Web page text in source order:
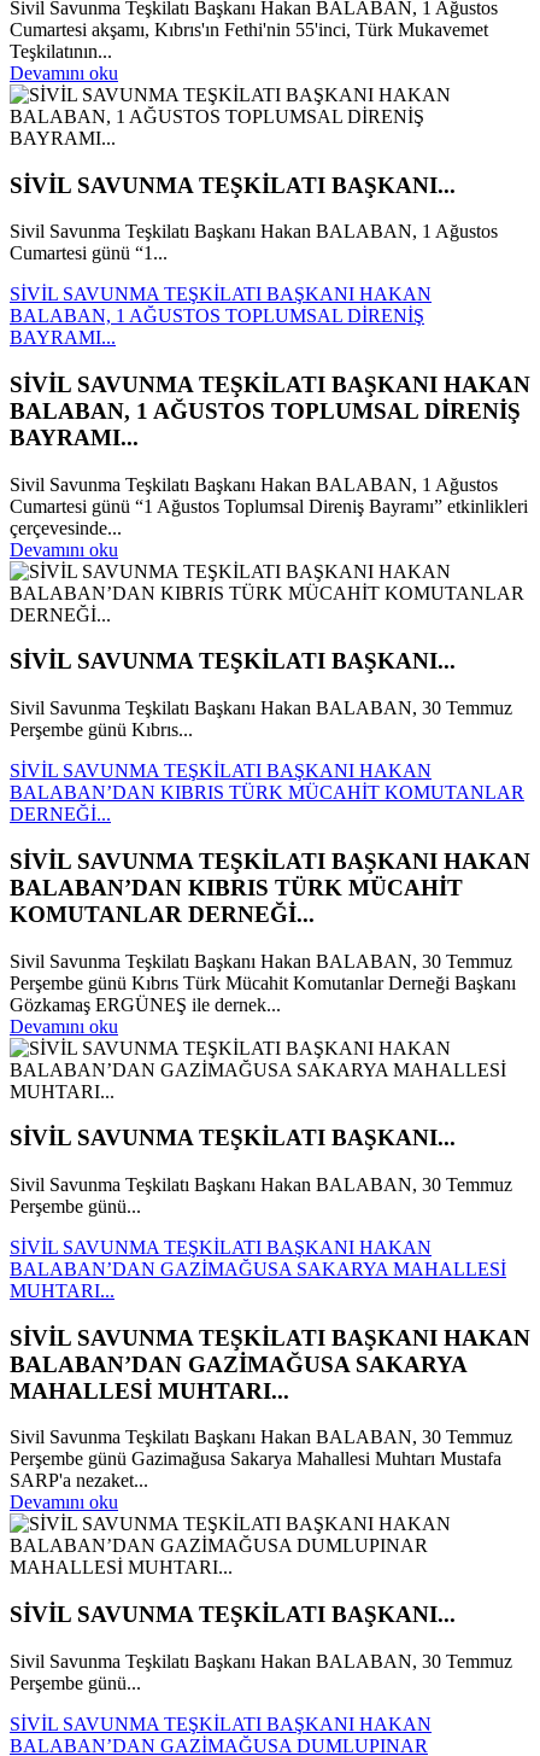
Sivil Savunma Teşkilatı Başkanı Hakan BALABAN, 1 Ağustos
Cumartesi akşamı, Kıbrıs'ın Fethi'nin 55'inci, Türk Mukavemet
Teşkilatının...
Devamını oku
SİVİL SAVUNMA TEŞKİLATI BAŞKANI...
Sivil Savunma Teşkilatı Başkanı Hakan BALABAN, 1 Ağustos
Cumartesi günü “1...
SİVİL SAVUNMA TEŞKİLATI BAŞKANI HAKAN
BALABAN, 1 AĞUSTOS TOPLUMSAL DİRENİŞ
BAYRAMI...
SİVİL SAVUNMA TEŞKİLATI BAŞKANI HAKAN
BALABAN, 1 AĞUSTOS TOPLUMSAL DİRENİŞ
BAYRAMI...
Sivil Savunma Teşkilatı Başkanı Hakan BALABAN, 1 Ağustos
Cumartesi günü “1 Ağustos Toplumsal Direniş Bayramı” etkinlikleri
çerçevesinde...
Devamını oku
SİVİL SAVUNMA TEŞKİLATI BAŞKANI...
Sivil Savunma Teşkilatı Başkanı Hakan BALABAN, 30 Temmuz
Perşembe günü Kıbrıs...
SİVİL SAVUNMA TEŞKİLATI BAŞKANI HAKAN
BALABAN’DAN KIBRIS TÜRK MÜCAHİT KOMUTANLAR
DERNEĞİ...
SİVİL SAVUNMA TEŞKİLATI BAŞKANI HAKAN
BALABAN’DAN KIBRIS TÜRK MÜCAHİT
KOMUTANLAR DERNEĞİ...
Sivil Savunma Teşkilatı Başkanı Hakan BALABAN, 30 Temmuz
Perşembe günü Kıbrıs Türk Mücahit Komutanlar Derneği Başkanı
Gözkamaş ERGÜNEŞ ile dernek...
Devamını oku
SİVİL SAVUNMA TEŞKİLATI BAŞKANI...
Sivil Savunma Teşkilatı Başkanı Hakan BALABAN, 30 Temmuz
Perşembe günü...
SİVİL SAVUNMA TEŞKİLATI BAŞKANI HAKAN
BALABAN’DAN GAZİMAĞUSA SAKARYA MAHALLESİ
MUHTARI...
SİVİL SAVUNMA TEŞKİLATI BAŞKANI HAKAN
BALABAN’DAN GAZİMAĞUSA SAKARYA
MAHALLESİ MUHTARI...
Sivil Savunma Teşkilatı Başkanı Hakan BALABAN, 30 Temmuz
Perşembe günü Gazimağusa Sakarya Mahallesi Muhtarı Mustafa
SARP'a nezaket...
Devamını oku
SİVİL SAVUNMA TEŞKİLATI BAŞKANI...
Sivil Savunma Teşkilatı Başkanı Hakan BALABAN, 30 Temmuz
Perşembe günü...
SİVİL SAVUNMA TEŞKİLATI BAŞKANI HAKAN
BALABAN’DAN GAZİMAĞUSA DUMLUPINAR